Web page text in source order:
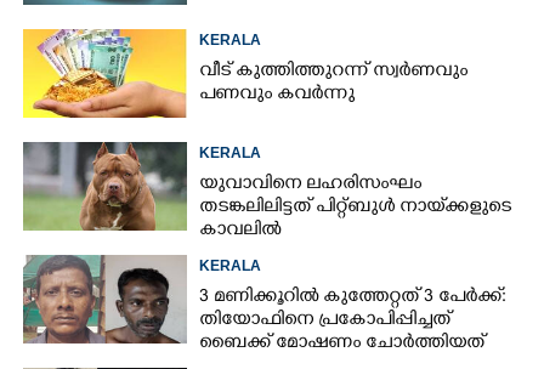
KERALA
വീട് കുത്തിത്തുറന്ന് സ്വർണവും
പണവും കവർന്നു
KERALA
യുവാവിനെ ലഹരിസംഘം
തടങ്കലിലിട്ടത് പിറ്റ്ബുൾ നായ്‌ക്കളുടെ
കാവലിൽ
KERALA
3 മണിക്കൂറിൽ കുത്തേറ്റത് 3 പേർക്ക്:
തിയോഫിനെ പ്രകോപിപ്പിച്ചത്
ബൈക്ക് മോഷണം ചോർത്തിയത്